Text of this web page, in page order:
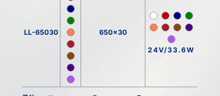
LL-65030 650x30
24V/33.6W